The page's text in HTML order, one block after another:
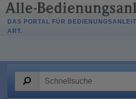
DAS PORTAL FÜR
ART.